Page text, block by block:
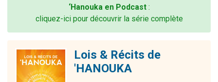
‘Hanouka en Podcast:
cliquez-ici pour découvrir la série complète
Lois & Récits de
'HANOUKA